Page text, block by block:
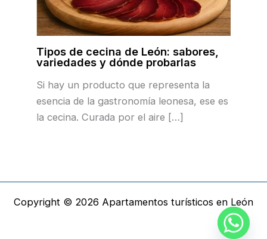
Tipos de cecina de León: sabores,
variedades y dónde probarlas
Si hay un producto que representa la
esencia de la gastronomía leonesa, ese es
la cecina. Curada por el aire […]
Copyright © 2026 Apartamentos turísticos en León